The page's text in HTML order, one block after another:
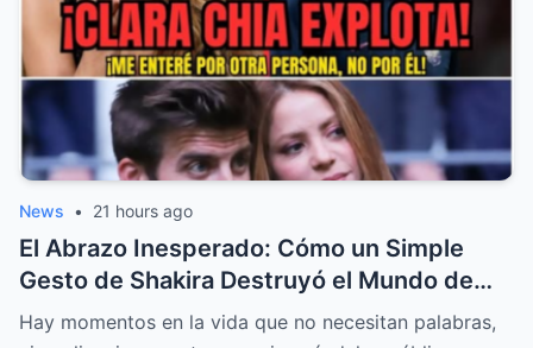
News • 21 hours ago
El Abrazo Inesperado: Cómo un Simple
Gesto de Shakira Destruyó el Mundo de
Clara Chía y Expuso la Verdad de Piqué
Hay momentos en la vida que no necesitan palabras,